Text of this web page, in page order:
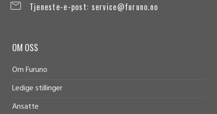
Tjeneste-e-post: service@furuno.no
OM OSS
Om Furuno
Ledige stillinger
Ansatte